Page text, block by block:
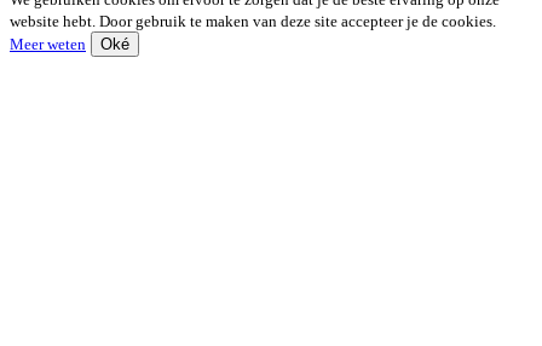
website hebt. Door gebruik te maken van deze site accepteer je de cookies.
Meer weten
Oké